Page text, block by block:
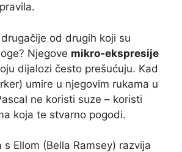
od drugih koji su
Njegove mikro-ekspresije
dijalozi često prešućuju. Kad
umire u njegovim rukama u
ne koristi suze – koristi
koja te stvarno pogodi.
s Ellom (Bella Ramsey) razvija